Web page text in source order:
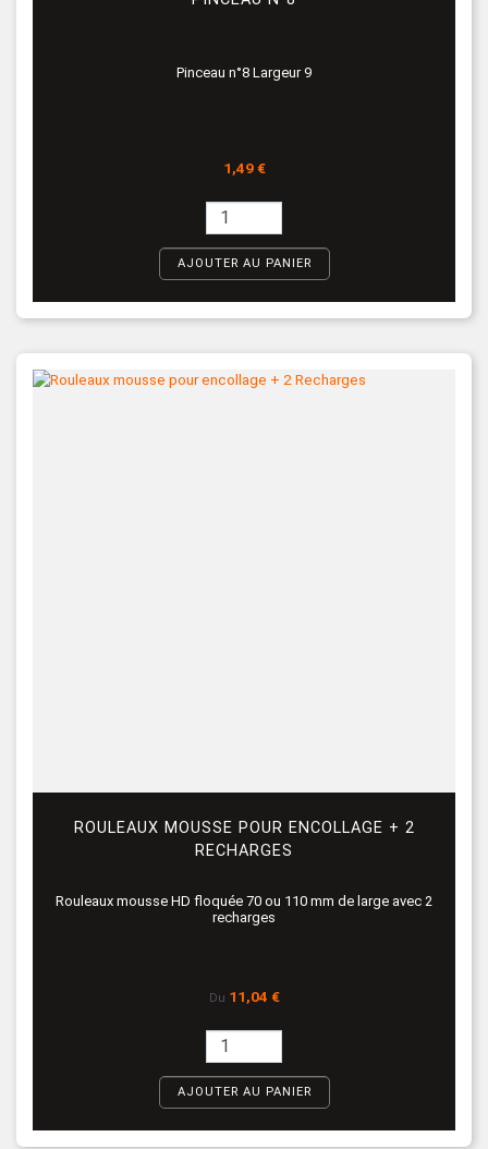
Pinceau n°8 Largeur 9
Prix
1,49 €
AJOUTER AU PANIER
ROULEAUX MOUSSE POUR ENCOLLAGE + 2
RECHARGES
Rouleaux mousse HD floquée 70 ou 110 mm de large avec 2
recharges
Du Prix
11,04 €
AJOUTER AU PANIER